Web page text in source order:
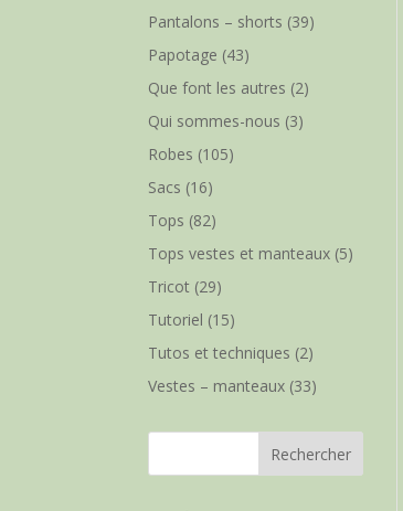
Pantalons – shorts (39)
Papotage (43)
Que font les autres (2)
Qui sommes-nous (3)
Robes (105)
Sacs (16)
Tops (82)
Tops vestes et manteaux (5)
Tricot (29)
Tutoriel (15)
Tutos et techniques (2)
Vestes – manteaux (33)